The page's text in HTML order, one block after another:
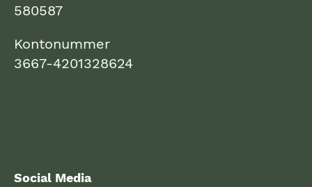
580587
Kontonummer
3667-4201328624
Social Media